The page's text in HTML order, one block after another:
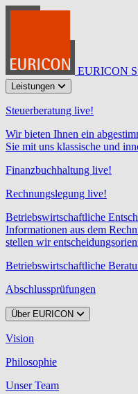
EURICON
Leistungen
Steuerberatung live!
Wir bieten Ihnen ein
Sie mit uns klassische und
Finanzbuchhaltung live!
Rechnungslegung live!
Betriebswirtschaftliche
Informationen aus dem
stellen wir
Betriebswirtschaftliche
Abschlussprüfungen
Über EURICON
Vision
Philosophie
Unser Team